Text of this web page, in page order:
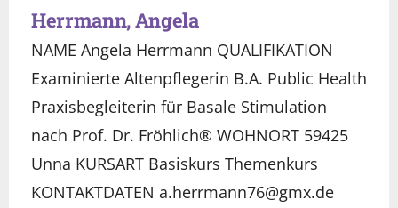
Herrmann, Angela
NAME Angela Herrmann QUALIFIKATION
Examinierte Altenpflegerin B.A. Public Health
Praxisbegleiterin für Basale Stimulation
nach Prof. Dr. Fröhlich® WOHNORT 59425
Unna KURSART Basiskurs Themenkurs
KONTAKTDATEN a.herrmann76@gmx.de